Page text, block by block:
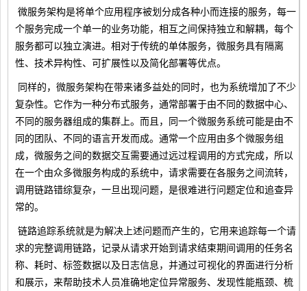
​ 微服务架构是将单个应用程序被划分成各种小而连接的服务，每一
个服务完成一个单一的业务功能，相互之间保持独立和解耦，每个
服务都可以独立演进。相对于传统的单体服务，微服务具有隔离
性、技术异构性、可扩展性以及简化部署等优点。
​ 同样的，微服务架构在带来诸多益处的同时，也为系统增加了不少
复杂性。它作为一种分布式服务，通常部署于由不同的数据中心、
不同的服务器组成的集群上。而且，同一个微服务系统可能是由不
同的团队、不同的语言开发而成。通常一个应用由多个微服务组
成，微服务之间的数据交互需要通过远过程调用的方式完成，所以
在一个由众多微服务构成的系统中，请求需要在各服务之间流转，
调用链路错综复杂，一旦出现问题，是很难进行问题定位和追查异
常的。
​ 链路追踪系统就是为解决上述问题而产生的，它用来追踪每一个请
求的完整调用链路，记录从请求开始到请求结束期间调用的任务名
称、耗时、标签数据以及日志信息，并通过可视化的界面进行分析
和展示，来帮助技术人员准确地定位异常服务、发现性能瓶颈、梳